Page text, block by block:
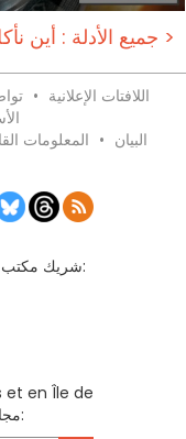
جميع الأدلة : أين نأكل؟ >
اللافتات الإعلانية •
البيان • المعلومات
Sortir à Paris، شريك مكتب باريس السياحي:
France مجاناً، سجل أدناه: